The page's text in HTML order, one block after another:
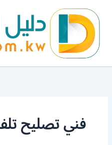
المحتوى
فني تصليح